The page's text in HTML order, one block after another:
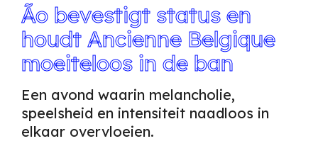
Ão bevestigt status en
houdt Ancienne Belgique
moeiteloos in de ban
Een avond waarin melancholie,
speelsheid en intensiteit naadloos in
elkaar overvloeien.